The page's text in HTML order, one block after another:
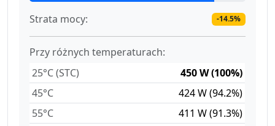
Strata mocy: -14.5%
Przy różnych temperaturach:
25°C (STC)
450 W (100%)
45°C
424 W (94.2%)
55°C
411 W (91.3%)